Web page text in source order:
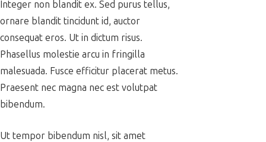
Integer non blandit ex. Sed purus tellus,
ornare blandit tincidunt id, auctor
consequat eros. Ut in dictum risus.
Phasellus molestie arcu in fringilla
malesuada. Fusce efficitur placerat metus.
Praesent nec magna nec est volutpat
bibendum.
Ut tempor bibendum nisl, sit amet